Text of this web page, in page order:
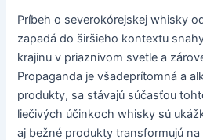
Príbeh o severokórejskej whisky
zapadá do širšieho kontextu
krajinu v priaznivom svetle a
Propaganda je všadeprítomná a
produkty, sa stávajú súčasťou
liečivých účinkoch whisky sú
aj bežné produkty transformujú